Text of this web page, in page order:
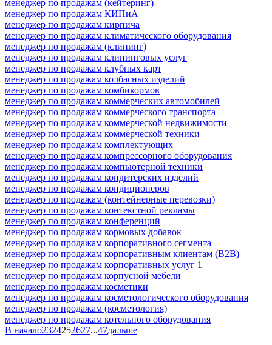
менеджер по продажам (кейтеринг)
менеджер по продажам КИПиА
менеджер по продажам кирпича
менеджер по продажам климатического оборудования
менеджер по продажам (клининг)
менеджер по продажам клининговых услуг
менеджер по продажам клубных карт
менеджер по продажам колбасных изделий
менеджер по продажам комбикормов
менеджер по продажам коммерческих автомобилей
менеджер по продажам коммерческого транспорта
менеджер по продажам коммерческой недвижимости
менеджер по продажам коммерческой техники
менеджер по продажам комплектующих
менеджер по продажам компрессорного оборудования
менеджер по продажам компьютерной техники
менеджер по продажам кондитерских изделий
менеджер по продажам кондиционеров
менеджер по продажам (контейнерные перевозки)
менеджер по продажам контекстной рекламы
менеджер по продажам конференций
менеджер по продажам кормовых добавок
менеджер по продажам корпоративного сегмента
менеджер по продажам корпоративным клиентам (B2B)
менеджер по продажам корпоративных услуг 1
менеджер по продажам корпусной мебели
менеджер по продажам косметики
менеджер по продажам косметологического оборудования
менеджер по продажам (косметология)
менеджер по продажам котельного оборудования
В начало2324252627...47дальше